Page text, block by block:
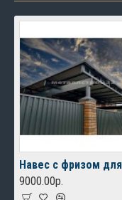
9000.00р.